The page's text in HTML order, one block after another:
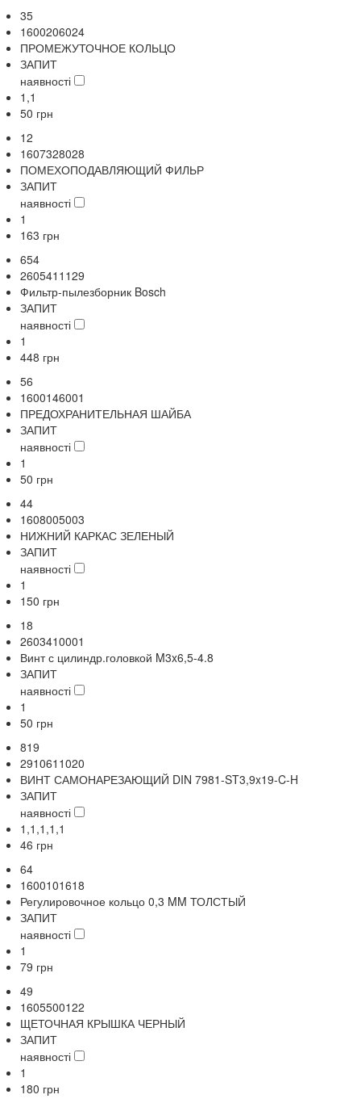
35
1600206024
ПРОМЕЖУТОЧНОЕ КОЛЬЦО
ЗАПИТ
наявності
1,1
50 грн
12
1607328028
ПОМЕХОПОДАВЛЯЮЩИЙ ФИЛЬР
ЗАПИТ
наявності
1
163 грн
654
2605411129
Фильтр-пылезборник Bosch
ЗАПИТ
наявності
1
448 грн
56
1600146001
ПРЕДОХРАНИТЕЛЬНАЯ ШАЙБА
ЗАПИТ
наявності
1
50 грн
44
1608005003
НИЖНИЙ КАРКАС ЗЕЛЕНЫЙ
ЗАПИТ
наявності
1
150 грн
18
2603410001
Винт с цилиндр.головкой M3x6,5-4.8
ЗАПИТ
наявності
1
50 грн
819
2910611020
ВИНТ САМОНАРЕЗАЮЩИЙ DIN 7981-ST3,9x19-C-H
ЗАПИТ
наявності
1,1,1,1,1
46 грн
64
1600101618
Регулировочное кольцо 0,3 MM ТОЛСТЫЙ
ЗАПИТ
наявності
1
79 грн
49
1605500122
ЩЕТОЧНАЯ КРЫШКА ЧЕРНЫЙ
ЗАПИТ
наявності
1
180 грн